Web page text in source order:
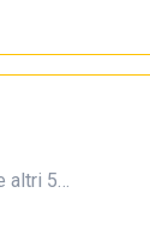
altri 5…